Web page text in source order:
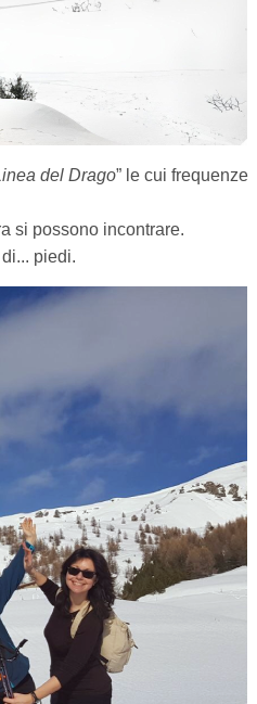
del Drago” le cui frequenze
si possono incontrare.
piedi.